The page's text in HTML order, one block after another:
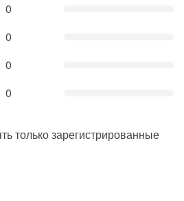
0
0
0
0
только зарегистрированные